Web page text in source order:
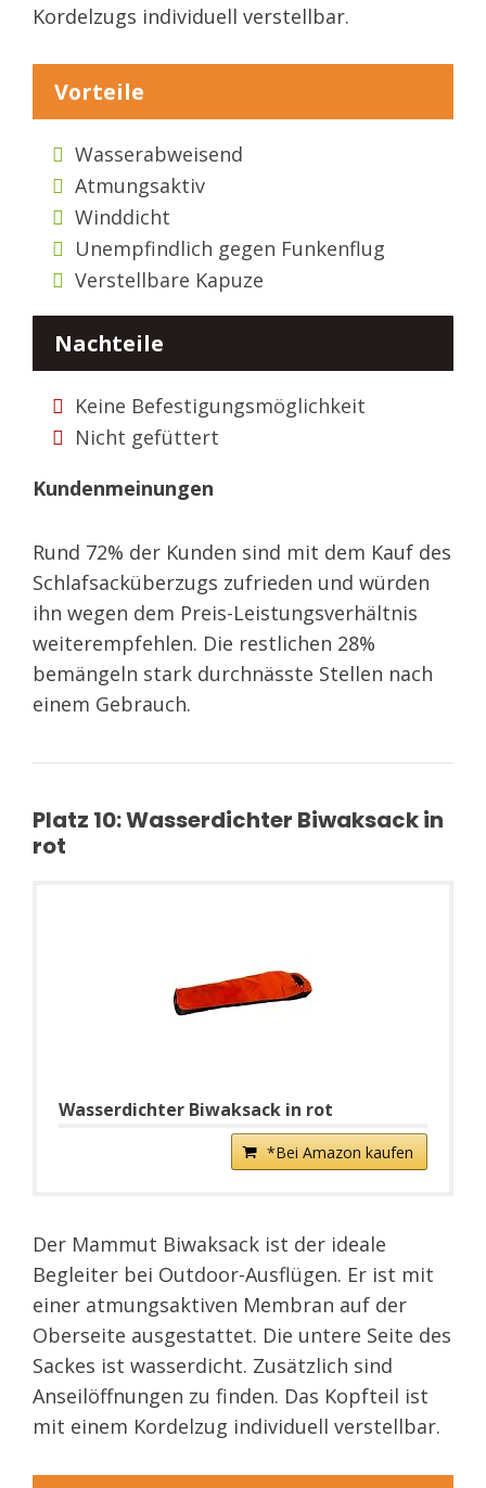
Kordelzugs individuell verstellbar.
Vorteile
Wasserabweisend
Atmungsaktiv
Winddicht
Unempfindlich gegen Funkenflug
Verstellbare Kapuze
Nachteile
Keine Befestigungsmöglichkeit
Nicht gefüttert
Kundenmeinungen
Rund 72% der Kunden sind mit dem Kauf des
Schlafsacküberzugs zufrieden und würden
ihn wegen dem Preis-Leistungsverhältnis
weiterempfehlen. Die restlichen 28%
bemängeln stark durchnässte Stellen nach
einem Gebrauch.
Platz 10: Wasserdichter Biwaksack in
rot
Wasserdichter Biwaksack in rot
*Bei Amazon kaufen
Der Mammut Biwaksack ist der ideale
Begleiter bei Outdoor-Ausflügen. Er ist mit
einer atmungsaktiven Membran auf der
Oberseite ausgestattet. Die untere Seite des
Sackes ist wasserdicht. Zusätzlich sind
Anseilöffnungen zu finden. Das Kopfteil ist
mit einem Kordelzug individuell verstellbar.